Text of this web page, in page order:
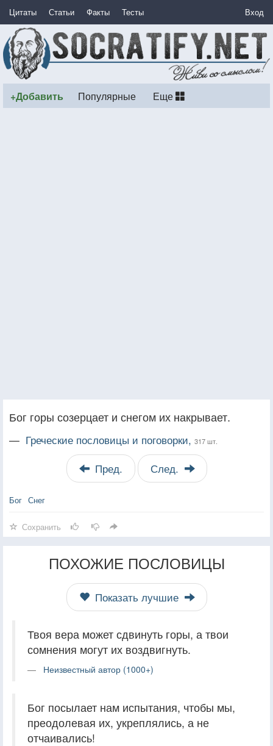
Цитаты Статьи Факты Тесты Вход
+Добавить Популярные Еще
Бог горы созерцает и снегом их накрывает.
— Греческие пословицы и поговорки, 317 шт.
Пред. След.
Бог Снег
Сохранить
ПОХОЖИЕ ПОСЛОВИЦЫ
Показать лучшие
Твоя вера может сдвинуть горы, а твои
сомнения могут их воздвигнуть.
Неизвестный автор (1000+)
Бог посылает нам испытания, чтобы мы,
преодолевая их, укреплялись, а не
отчаивались!